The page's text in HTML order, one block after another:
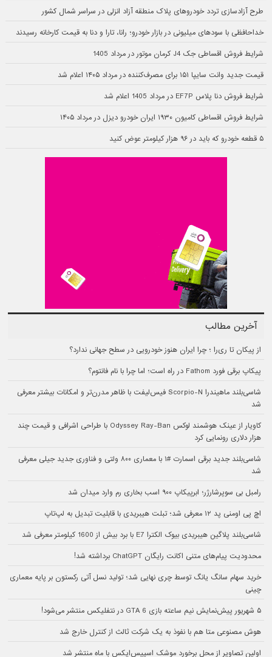
طرح آزادسازی تردد خودروهای پلاک منطقه آزاد انزلی در سراسر شمال کشور
خداحافظی با سودهای میلیونی در بازار خودرو؛ رانا، تارا و دنا به قیمت کارخانه رسیدند
شرایط فروش اقساطی جک J4 کرمان موتور در مرداد 1405
قیمت جدید وانت سایپا ۱۵۱ برای مصرف‌کننده در مرداد ۱۴۰۵ اعلام شد
شرایط فروش دنا پلاس EF7P در مرداد 1405 اعلام شد
شرایط فروش اقساطی کامیون ۱۹۳۰ ایران خودرو دیزل در مرداد ۱۴۰۵
۵ قطعه خودرو که باید در ۹۶ هزار کیلومتر عوض کنید
آخرین مطالب
از پیکان تا ری‌را ؛ چرا ایران هنوز خودرویی در سطح جهانی ندارد؟
پیکاپ برقی فورد Fathom در راه است؛ اما چرا با نام فانتوم؟
شاسی‌بلند ماهیندرا Scorpio-N فیس‌لیفت با ظاهر مدرن‌تر و امکانات بیشتر معرفی
شد
کاویار از عینک هوشمند لوکس Odyssey Ray-Ban با طراحی اشرافی و قیمت چند
هزار دلاری رونمایی کرد
شاسی‌بلند جدید برقی اسمارت #۱ با معماری ۸۰۰ ولتی و فناوری جدید جیلی معرفی
شد
رامبل بی سوپرشارژر؛ ابرپیکاپ ۹۰۰ اسب بخاری رم وارد میدان شد
اچ پی اومنی پد ۱۲ معرفی شد؛ تبلت هیبریدی با قابلیت تبدیل به لپ‌تاپ
شاسی‌بلند پلاگین هیبریدی بیوک الکترا E7 با برد بیش از 1600 کیلومتر معرفی شد
محدودیت پیام‌های متنی اکانت رایگان ChatGPT برداشته شد!
خرید سهام سانگ‌ یانگ توسط چری نهایی شد؛ تولید نسل آتی رکستون بر پایه معماری
چینی
۵ شهریور پیش‌نمایش نیم ساعته بازی GTA 6 در نتفلیکس منتشر می‌شود!
هوش مصنوعی متا هم با نفوذ به یک شرکت ثالث از کنترل خارج شد
اولین تصاویر از محل برخورد موشک اسپیس‌ایکس با ماه منتشر شد